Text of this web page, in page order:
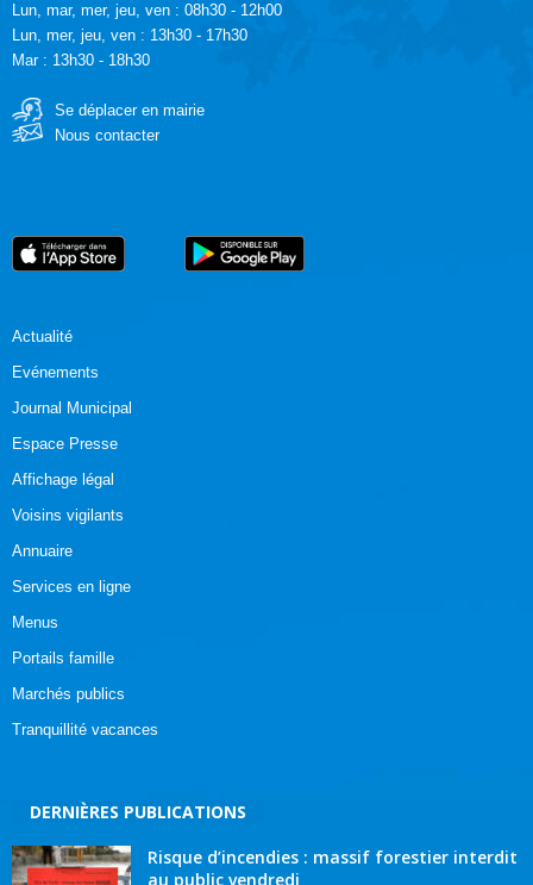
Lun, mar, mer, jeu, ven : 08h30 - 12h00
Lun, mer, jeu, ven : 13h30 - 17h30
Mar : 13h30 - 18h30
Se déplacer en mairie
Nous contacter
Actualité
Evénements
Journal Municipal
Espace Presse
Affichage légal
Voisins vigilants
Annuaire
Services en ligne
Menus
Portails famille
Marchés publics
Tranquillité vacances
DERNIÈRES PUBLICATIONS
Risque d’incendies : massif forestier interdit
au public vendredi